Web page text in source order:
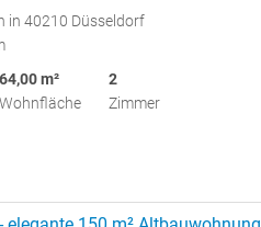
in 40210 Düsseldorf
64,00 m²
Wohnfläche
2
Zimmer